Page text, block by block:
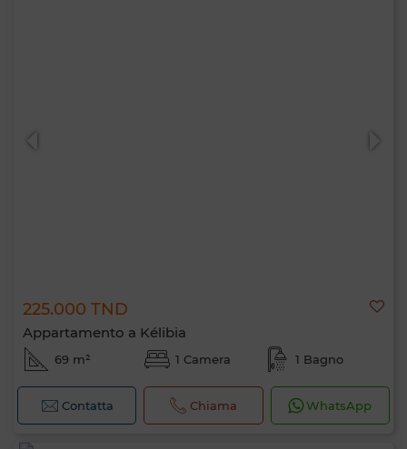
225.000 TND
Appartamento a Kélibia
69 m² 1 Camera 1 Bagno
Contatta Chiama WhatsApp